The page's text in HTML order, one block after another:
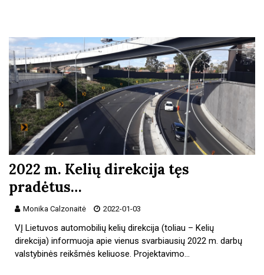
2022 m. Kelių direkcija tęs
pradėtus…
Monika Calzonaitė 2022-01-03
VĮ Lietuvos automobilių kelių direkcija (toliau – Kelių
direkcija) informuoja apie vienus svarbiausių 2022 m. darbų
valstybinės reikšmės keliuose. Projektavimo…